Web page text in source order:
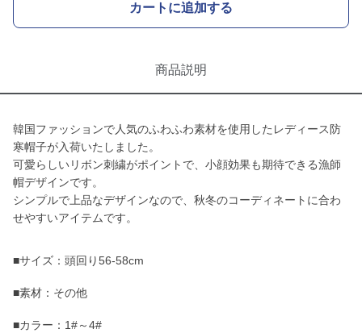
カートに追加する
商品説明
韓国ファッションで人気のふわふわ素材を使用したレディース防
寒帽子が入荷いたしました。
可愛らしいリボン刺繍がポイントで、小顔効果も期待できる漁師
帽デザインです。
シンプルで上品なデザインなので、秋冬のコーディネートに合わ
せやすいアイテムです。
■サイズ：頭回り56-58cm
■素材：その他
■カラー：1#～4#